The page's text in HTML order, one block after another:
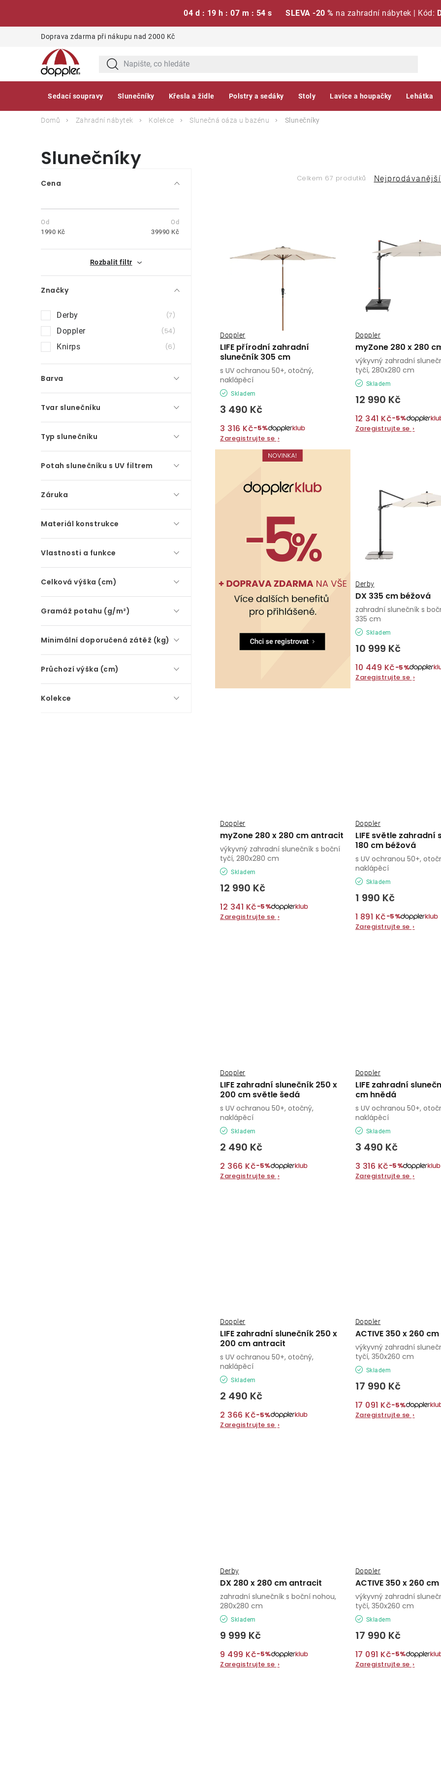
04 d : 19 h : 07 m : 53 s SLEVA -20 % na zahradní nábytek | Kód:
Doprava zdarma při nákupu nad 2000 Kč
Sedací soupravy Slunečníky Křesla a židle Polstry a sedáky Stoly Lavice a houpačky Lehátka
Domů Zahradní nábytek Kolekce Slunečná oáza u bazénu Slunečníky
Slunečníky
P
s
t
r
a
n
n
í
p
a
n
e
l
Cena
1990 Kč 39990 Kč
Rozbalit filtr
Značky
Derby
7
Doppler
54
Knirps
6
Barva
Tvar slunečníku
Typ slunečníku
Potah slunečníku s UV filtrem
Záruka
Materiál konstrukce
Vlastnosti a funkce
Celková výška (cm)
Gramáž potahu (g/m²)
Minimální doporučená zátěž (kg)
Průchozí výška (cm)
Kolekce
Celkem 67 produtků
Ř
n
r
o
d
u
k
t
ů
Nejprodávanější
o
d
u
k
t
ů
LIFE přírodní zahradní
slunečník 305 cm
Doppler
Skladem
3 490 Kč
3 316 Kč−5%
Zaregistrujte se ›
s UV ochranou 50+, otočný,
naklápěcí
myZone 280 x 280
Doppler
Skladem
12 990 Kč
12 341 Kč−5%
Zaregistrujte se ›
výkyvný zahradní
tyčí, 280x280 cm
DX 335 cm béžová
Derby
Skladem
10 999 Kč
10 449 Kč−5%
Zaregistrujte se ›
zahradní slunečník s
335 cm
myZone 280 x 280 cm antracit
Doppler
Skladem
12 990 Kč
12 341 Kč−5%
Zaregistrujte se ›
výkyvný zahradní slunečník s boční
tyčí, 280x280 cm
LIFE světle zahradní
180 cm béžová
Doppler
Skladem
1 990 Kč
1 891 Kč−5%
Zaregistrujte se ›
s UV ochranou 50+,
naklápěcí
LIFE zahradní slunečník 250 x
200 cm světle šedá
Doppler
Skladem
2 490 Kč
2 366 Kč−5%
Zaregistrujte se ›
s UV ochranou 50+, otočný,
naklápěcí
LIFE zahradní
cm hnědá
Doppler
Skladem
3 490 Kč
3 316 Kč−5%
Zaregistrujte se ›
s UV ochranou 50+,
naklápěcí
LIFE zahradní slunečník 250 x
200 cm antracit
Doppler
Skladem
2 490 Kč
2 366 Kč−5%
Zaregistrujte se ›
s UV ochranou 50+, otočný,
naklápěcí
ACTIVE 350 x 260
Doppler
Skladem
17 990 Kč
17 091 Kč−5%
Zaregistrujte se ›
výkyvný zahradní
tyčí, 350x260 cm
DX 280 x 280 cm antracit
Derby
Skladem
9 999 Kč
9 499 Kč−5%
Zaregistrujte se ›
zahradní slunečník s boční nohou,
280x280 cm
ACTIVE 350 x 260
Doppler
Skladem
17 990 Kč
17 091 Kč−5%
Zaregistrujte se ›
výkyvný zahradní
tyčí, 350x260 cm